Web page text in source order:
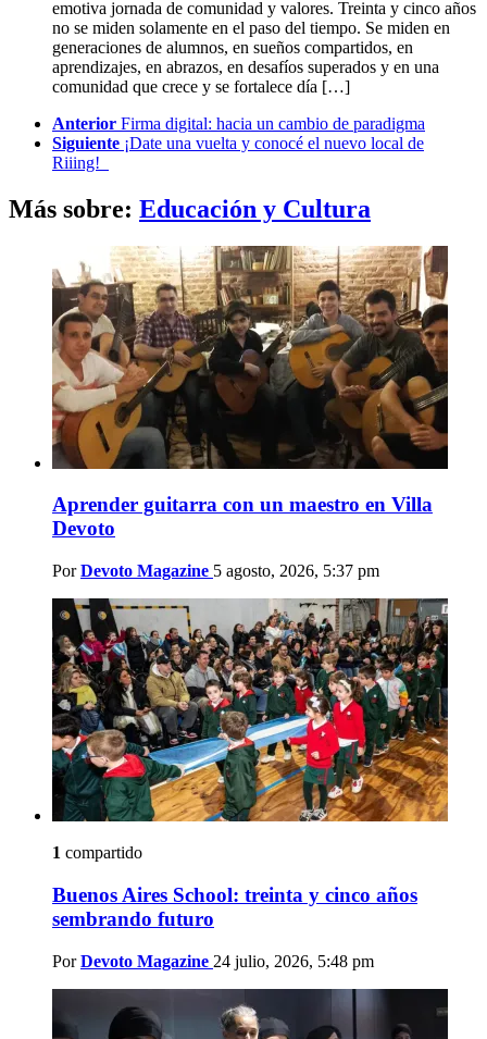
emotiva jornada de comunidad y valores. Treinta y cinco años
no se miden solamente en el paso del tiempo. Se miden en
generaciones de alumnos, en sueños compartidos, en
aprendizajes, en abrazos, en desafíos superados y en una
comunidad que crece y se fortalece día […]
more
Anterior Firma digital: hacia un cambio de paradigma
Siguiente ¡Date una vuelta y conocé el nuevo local de
Riiing!
Más sobre: Educación y Cultura
Aprender guitarra con un maestro en Villa
Devoto
Por Devoto Magazine 5 agosto, 2026, 5:37 pm
1 compartido
Buenos Aires School: treinta y cinco años
sembrando futuro
Por Devoto Magazine 24 julio, 2026, 5:48 pm